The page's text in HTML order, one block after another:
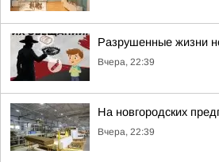
Разрушенные жизни
Вчера, 22:39
На новгородских
Вчера, 22:39